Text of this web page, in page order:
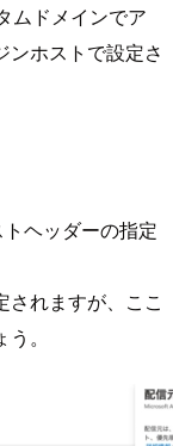
ムドメインでア
ンホストで設定さ
ヘッダーの指定
れますが、ここ
。